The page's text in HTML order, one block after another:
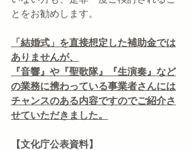
とをお勧めします。
「結婚式」を直接想定した補助金では
ありませんが、
『音響』や『聖歌隊』『生演奏』など
の業務に携わっている事業者さんには
チャンスのある内容ですのでご紹介さ
せていただきました。
【文化庁公表資料】